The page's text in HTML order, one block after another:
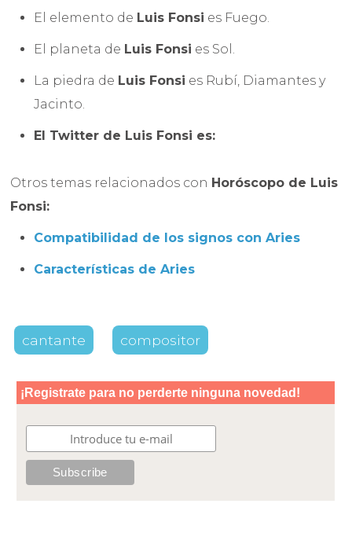
El elemento de Luis Fonsi es Fuego.
El planeta de Luis Fonsi es Sol.
La piedra de Luis Fonsi es Rubí, Diamantes y
Jacinto.
El Twitter de Luis Fonsi es:
Otros temas relacionados con Horóscopo de Luis
Fonsi:
Compatibilidad de los signos con Aries
Características de Aries
cantante compositor